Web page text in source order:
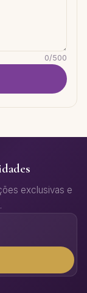
0/500
exclusivas e